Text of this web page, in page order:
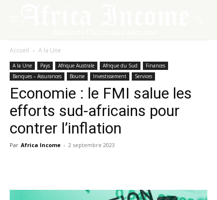
Accueil A la Une
A la Une Pays Afrique Australe Afrique du Sud
Finances
Banques – Assurances
Bourse Investissement Services
Economie : le FMI salue les
efforts sud-africains pour
contrer l’inflation
Par Africa Income - 2 septembre 2023